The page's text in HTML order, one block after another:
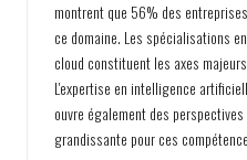
montrent que 56% des
ce domaine. Les spécialisations
cloud constituent les axes
L'expertise en intelligence
ouvre également des
grandissante pour ces